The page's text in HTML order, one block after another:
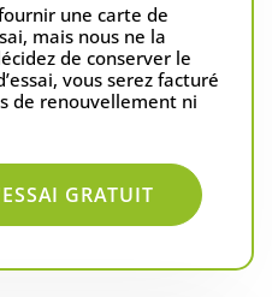
une carte de
mais nous ne la
de conserver le
vous serez facturé
de renouvellement ni
GRATUIT